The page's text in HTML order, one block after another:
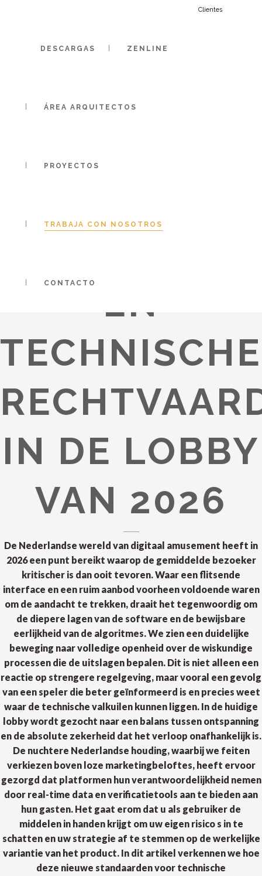
Clientes
DESCARGAS ZENLINE
ÁREA ARQUITECTOS
PROYECTOS
TRABAJA CON NOSOTROS
CONTACTO
DE
EN
TECHNISCHE
IN DE LOBBY
VAN 2026
De Nederlandse wereld van digitaal amusement heeft in
2026 een punt bereikt waarop de gemiddelde bezoeker
kritischer is dan ooit tevoren. Waar een flitsende
interface en een ruim aanbod voorheen voldoende waren
om de aandacht te trekken, draait het tegenwoordig om
de diepere lagen van de software en de bewijsbare
eerlijkheid van de algoritmes. We zien een duidelijke
beweging naar volledige openheid over de wiskundige
processen die de uitslagen bepalen. Dit is niet alleen een
reactie op strengere regelgeving, maar vooral een gevolg
van een speler die beter geïnformeerd is en precies weet
waar de technische valkuilen kunnen liggen. In de huidige
lobby wordt gezocht naar een balans tussen ontspanning
en de absolute zekerheid dat het verloop onafhankelijk is.
De nuchtere Nederlandse houding, waarbij we feiten
verkiezen boven loze marketingbeloftes, heeft ervoor
gezorgd dat platformen hun verantwoordelijkheid nemen
door real-time data en verificatietools aan te bieden aan
hun gasten. Het gaat erom dat u als gebruiker de
middelen in handen krijgt om uw eigen risico s in te
schatten en uw strategie af te stemmen op de werkelijke
variantie van het product. In dit artikel verkennen we hoe
deze nieuwe standaarden voor technische